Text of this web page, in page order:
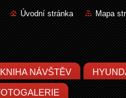
Úvodní stránka Mapa
KNIHA NÁVŠTĚV